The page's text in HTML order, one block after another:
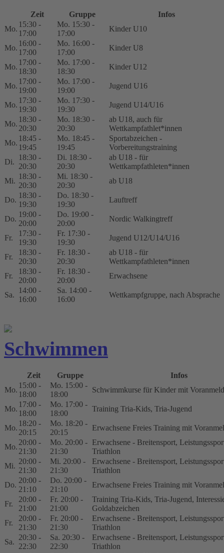
Zeit Gruppe
Infos
Mo.
15:30 -
17:00
Mo. 15:30 -
17:00
Kinder U10
Mo.
16:00 -
17:00
Mo. 16:00 -
17:00
Kinder U8
Mo.
17:00 -
18:30
Mo. 17:00 -
18:30
Kinder U12
Mo.
17:00 -
19:00
Mo. 17:00 -
19:00
Jugend U16
Mo.
17:30 -
19:30
Mo. 17:30 -
19:30
Jugend U14/U16
Mo.
18:30 -
20:30
Mo. 18:30 -
20:30
ab U18, auch für
Wettkampfathlet*innen
Mo.
18:45 -
19:45
Mo. 18:45 -
19:45
Sportabzeichen -
Vorbereitungstraining
Di.
18:30 -
20:30
Di. 18:30 -
20:30
ab U18 - für
Wettkampfathleten*innen
Mi.
18:30 -
20:30
Mi. 18:30 -
20:30
ab U18
Do.
18:30 -
19:30
Do. 18:30 -
19:30
Lauftreff
Do.
19:00 -
20:00
Do. 19:00 -
20:00
Nordic Walkingtreff
Fr.
17:30 -
19:30
Fr. 17:30 -
19:30
Jugend U12/U14/U16
Fr.
18:30 -
20:30
Fr. 18:30 -
20:30
ab U18 - für
Wettkampfathleten*innen
Fr.
18:30 -
20:00
Fr. 18:30 -
20:00
Erwachsene
Sa.
14:00 -
16:00
Sa. 14:00 -
16:00
Wettkampfgruppe, nach Absprache
Schwimmen
Zeit Gruppe
Infos
Mo.
15:00 -
18:00
Mo. 15:00 -
18:00
Schwimmkurse für Kinder mit
Mo.
17:00 -
18:00
Mo. 17:00 -
18:00
Training Tria-Kids, Tria-Jugend
Mo.
18:20 -
20:15
Mo. 18:20 -
20:15
Erwachsene Freies Training mit
Mo.
20:00 -
21:30
Mo. 20:00 -
21:30
Erwachsene - Breitensport,
Triathlon
Mi.
20:00 -
21:30
Mi. 20:00 -
21:30
Erwachsene - Breitensport,
Triathlon
Do.
20:00 -
21:10
Do. 20:00 -
21:10
Erwachsene Freies Training mit
Fr.
20:00 -
21:00
Fr. 20:00 -
21:00
Training Tria-Kids, Tria-Jugend,
Goldabzeichen
Fr.
20:00 -
21:30
Fr. 20:00 -
21:30
Erwachsene - Breitensport,
Triathlon
Sa.
20:30 -
22:30
Sa. 20:30 -
22:30
Erwachsene - Breitensport,
Triathlon